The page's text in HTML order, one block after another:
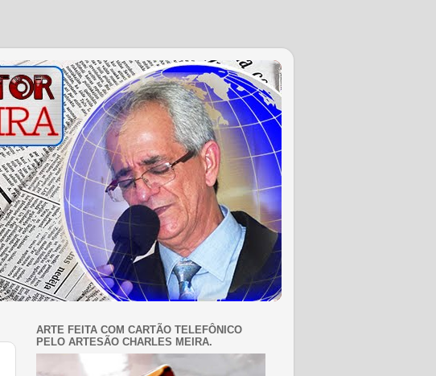
ARTE FEITA COM CARTÃO TELEFÔNICO
PELO ARTESÃO CHARLES MEIRA.